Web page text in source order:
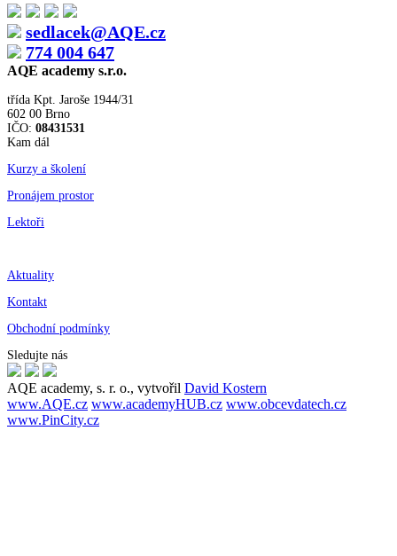
sedlacek@AQE.cz
774 004 647
AQE academy s.r.o.
třída Kpt. Jaroše 1944/31
602 00 Brno
IČO: 08431531
Kam dál
Kurzy a školení
Pronájem prostor
Lektoři
Aktuality
Kontakt
Obchodní podmínky
Sledujte nás
AQE academy, s. r. o., vytvořil David Kostern
www.AQE.cz www.academyHUB.cz www.obcevdatech.cz
www.PinCity.cz